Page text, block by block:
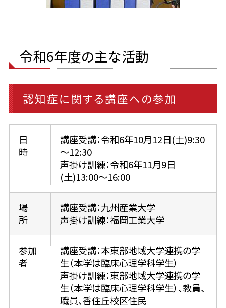
令和6年度の主な活動
認知症に関する講座への参加
日
時
講座受講：令和6年10月12日(土)9:30
～12:30
声掛け訓練：令和6年11月9日
(土)13:00～16:00
場
所
講座受講：九州産業大学
声掛け訓練：福岡工業大学
参加
者
講座受講：本東部地域大学連携の学
生（本学は臨床心理学科学生）
声掛け訓練：東部地域大学連携の学
生（本学は臨床心理学科学生）、教員、
職員、香住丘校区住民